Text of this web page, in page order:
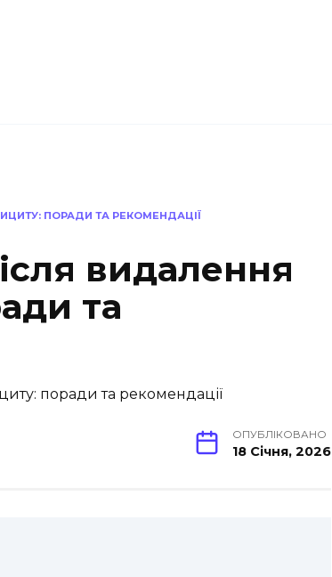
ПОРАДИ ТА РЕКОМЕНДАЦІЇ
видалення
та
ОПУБЛІКОВАНО
18 Січня, 2026